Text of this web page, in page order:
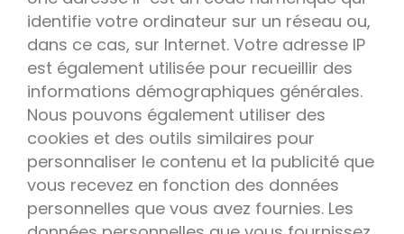
identifie votre ordinateur sur un réseau ou,
dans ce cas, sur Internet. Votre adresse IP
est également utilisée pour recueillir des
informations démographiques générales.
Nous pouvons également utiliser des
cookies et des outils similaires pour
personnaliser le contenu et la publicité que
vous recevez en fonction des données
personnelles que vous avez fournies. Les